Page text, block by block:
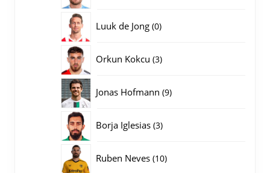
Luuk de Jong 00
Orkun Kokcu 33
Jonas Hofmann 99
Borja Iglesias 33
Ruben Neves 1010